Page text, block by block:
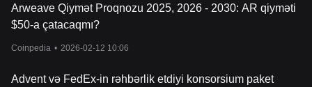
Arweave Qiymət Proqnozu 2025, 2026 - 2030: AR qiyməti
$50-a çatacaqmı?
Coinpedia • 2026-02-12 10:06
Advent və FedEx-in rəhbərlik etdiyi konsorsium paket